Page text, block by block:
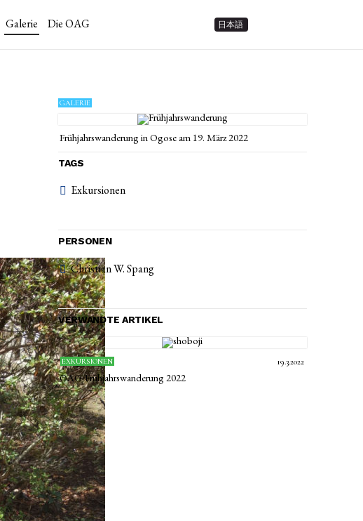
Galerie Die OAG 日本語
GALERIE
Frühjahrswanderung in Ogose am 19. März 2022
TAGS
Exkursionen
PERSONEN
Christian W. Spang
VERWANDTE ARTIKEL
EXKURSIONEN 19.3.2022
OAG-Frühjahrswanderung 2022